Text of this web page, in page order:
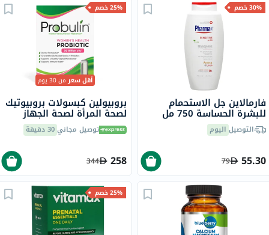
30% خصم
فارمالاين جل الاستحمام
للبشرة الحساسة 750 مل
التوصيل اليوم
55.30
79
25% خصم
أقل سعرمن 30 يوم
بروبيولين كبسولات بروبيوتيك
لصحة المرأة لصحة الجهاز
الهضمي حزمة من 30
توصيل مجاني30 دقيقة
258
344
25% خصم